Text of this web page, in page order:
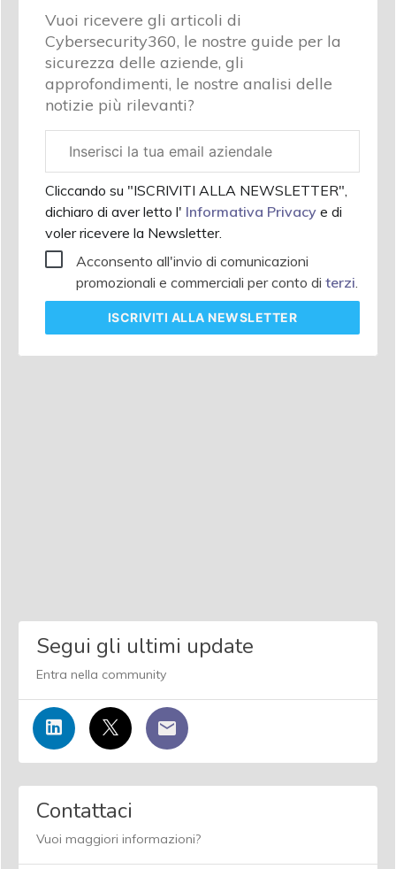
Vuoi ricevere gli articoli di
Cybersecurity360, le nostre guide per la
sicurezza delle aziende, gli
approfondimenti, le nostre analisi delle
notizie più rilevanti?
aziendale
Cliccando su "ISCRIVITI ALLA NEWSLETTER",
dichiaro di aver letto l' Informativa Privacy e di
voler ricevere la Newsletter.
Acconsento all'invio di comunicazioni
promozionali e commerciali per conto di terzi.
ISCRIVITI ALLA NEWSLETTER
Segui gli ultimi update
Entra nella community
Contattaci
Vuoi maggiori informazioni?